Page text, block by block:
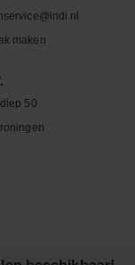
maken
50